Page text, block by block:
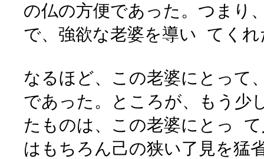
の仏の方便であった。つまり
で、強欲な老婆を導い てく
なるほど、この老婆にとって
であった。ところが、もう少
たものは、この老婆にとっ
はもちろん己の狭い了見を猛